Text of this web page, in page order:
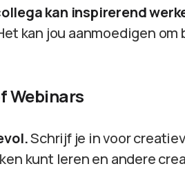
kan inspirerend
kan jou aanmoedigen om
Webinars
Schrijf je in voor
kunt leren en andere